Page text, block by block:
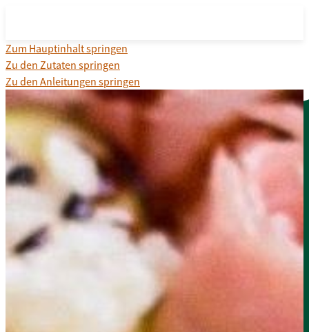
Zum Hauptinhalt springen
Zu den Zutaten springen
Zu den Anleitungen springen